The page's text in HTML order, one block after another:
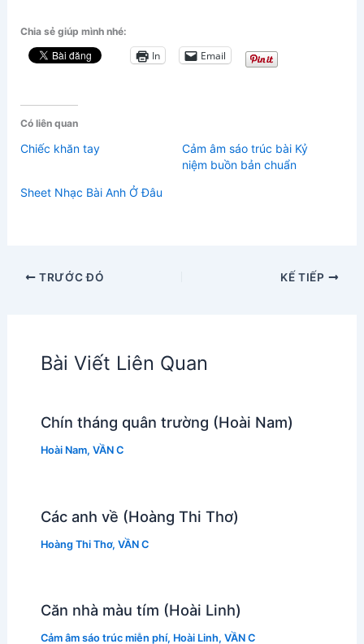
Chia sẻ giúp mình nhé:
In Email
Có liên quan
Chiếc khăn tay
Cảm âm sáo trúc bài Kỷ
niệm buồn bản chuẩn
Sheet Nhạc Bài Anh Ở Đâu
TRƯỚC ĐÓ KẾ TIẾP
Bài Viết Liên Quan
Chín tháng quân trường (Hoài Nam)
Hoài Nam, VẦN C
Các anh về (Hoàng Thi Thơ)
Hoàng Thi Thơ, VẦN C
Căn nhà màu tím (Hoài Linh)
Cảm âm sáo trúc miễn phí, Hoài Linh, VẦN C